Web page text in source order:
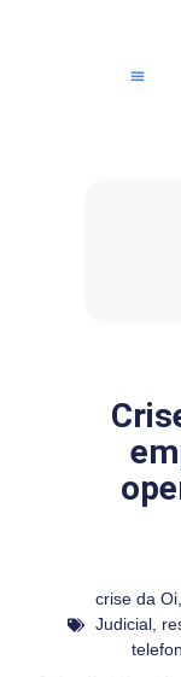
crise da Oi,
Judicial,